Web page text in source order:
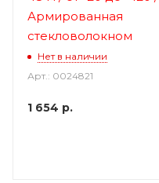
Армированная
стекловолокном
Нет в наличии
Арт.: 0024821
1 654 р.